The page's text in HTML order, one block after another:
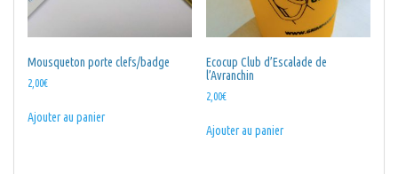
Mousqueton porte clefs/badge
2,00€
Ajouter au panier
Ecocup Club d’Escalade de
l’Avranchin
2,00€
Ajouter au panier